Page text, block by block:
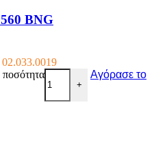
BNG
02.033.0019
+
Αγόρασε το